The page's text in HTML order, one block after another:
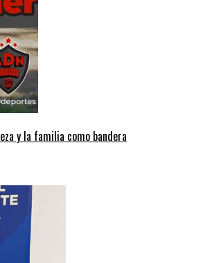
y la familia como bandera